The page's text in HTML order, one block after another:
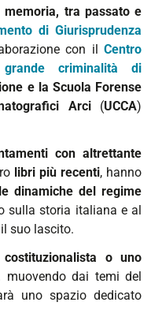
memoria, tra passato e
di Giurisprudenza
con il Centro
criminalità di
e la Scuola Forense
Arci (UCCA)
con altrettante
libri più recenti, hanno
dinamiche del regime
sulla storia italiana e al
suo lascito.
costituzionalista o uno
muovendo dai temi del
uno spazio dedicato